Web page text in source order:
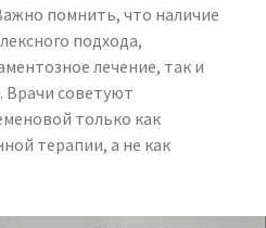
помнить, что наличие
подхода,
лечение, так и
Врачи советуют
только как
терапии, а не как